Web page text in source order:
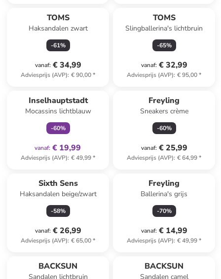
TOMS
Haksandalen zwart
-61%
vanaf: € 34,99
Adviesprijs (AVP): € 90,00*
TOMS
Slingballerina's lichtbruin
-65%
vanaf: € 32,99
Adviesprijs (AVP): € 95,00*
Inselhauptstadt
Mocassins lichtblauw
-60%
vanaf: € 19,99
Adviesprijs (AVP): € 49,99*
Freyling
Sneakers crème
-60%
vanaf: € 25,99
Adviesprijs (AVP): € 64,99*
Sixth Sens
Haksandalen beige/zwart
-58%
vanaf: € 26,99
Adviesprijs (AVP): € 65,00*
Freyling
Ballerina's grijs
-70%
vanaf: € 14,99
Adviesprijs (AVP): € 49,99*
BACKSUN
Sandalen lichtbruin
BACKSUN
Sandalen camel